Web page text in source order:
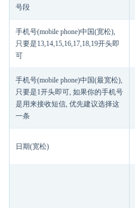
号段
手机号(mobile phone)中国(宽松),
只要是13,14,15,16,17,18,19开头即
可
手机号(mobile phone)中国(最宽松),
只要是1开头即可, 如果你的手机号
是用来接收短信, 优先建议选择这
一条
日期(宽松)